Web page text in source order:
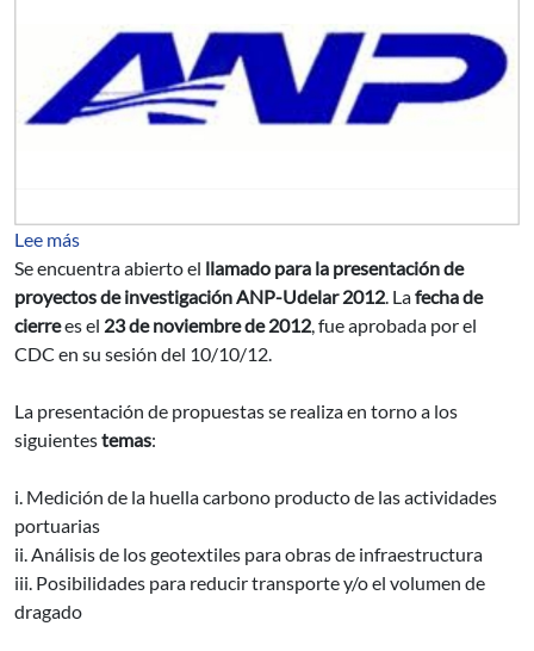
Lee mássobre Llamado a proyectos de investigación ANP-
Se encuentra abierto el llamado para la presentación de
proyectos de investigación ANP-Udelar 2012. Lafecha de
cierrees el 23 de noviembre de 2012, fue aprobada por el
CDC en su sesión del 10/10/12.
La presentación de propuestas se realiza en torno a los
siguientestemas:
i. Medición de la huella carbono producto de las actividades
portuarias
ii. Análisis de los geotextiles para obras de infraestructura
iii. Posibilidades para reducir transporte y/o el volumen de
dragado